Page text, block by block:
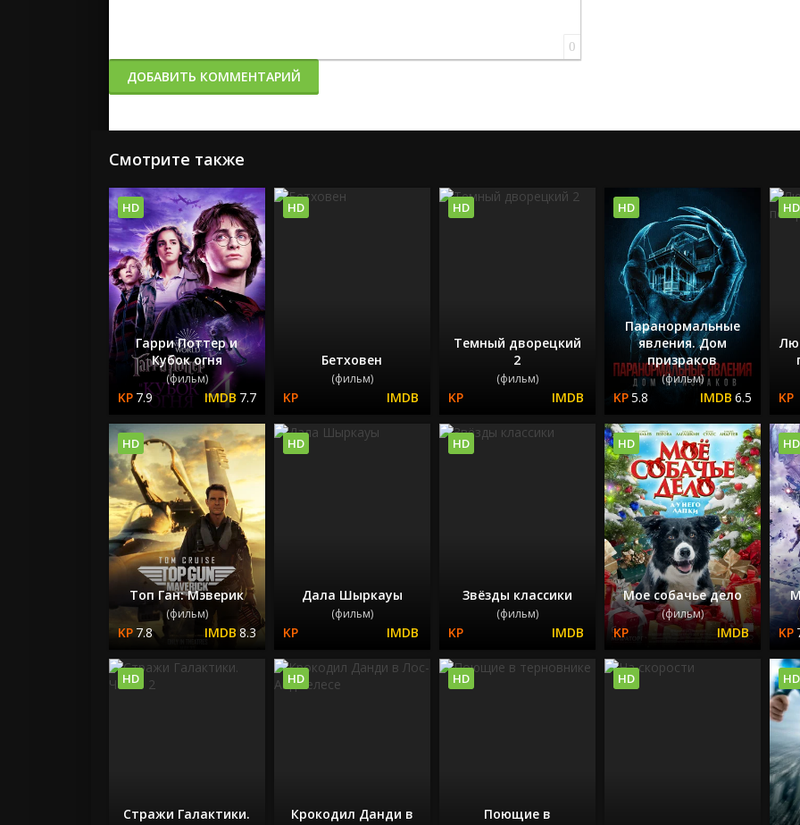
0
ДОБАВИТЬ КОММЕНТАРИЙ
Смотрите также
Гарри Поттер и
Кубок огня
(фильм)
7.9 7.7
HD
Бетховен
(фильм)
HD
Темный дворецкий
2
(фильм)
HD
Паранормальные
явления. Дом
призраков
(фильм)
5.8 6.5
HD HD
Топ Ган: Мэверик
(фильм)
7.8 8.3
HD
Дала Шыркауы
(фильм)
HD
Звёзды классики
(фильм)
HD
Мое собачье дело
(фильм)
HD HD
Стражи Галактики.
HD
Крокодил Данди в
HD
Поющие в
HD HD HD